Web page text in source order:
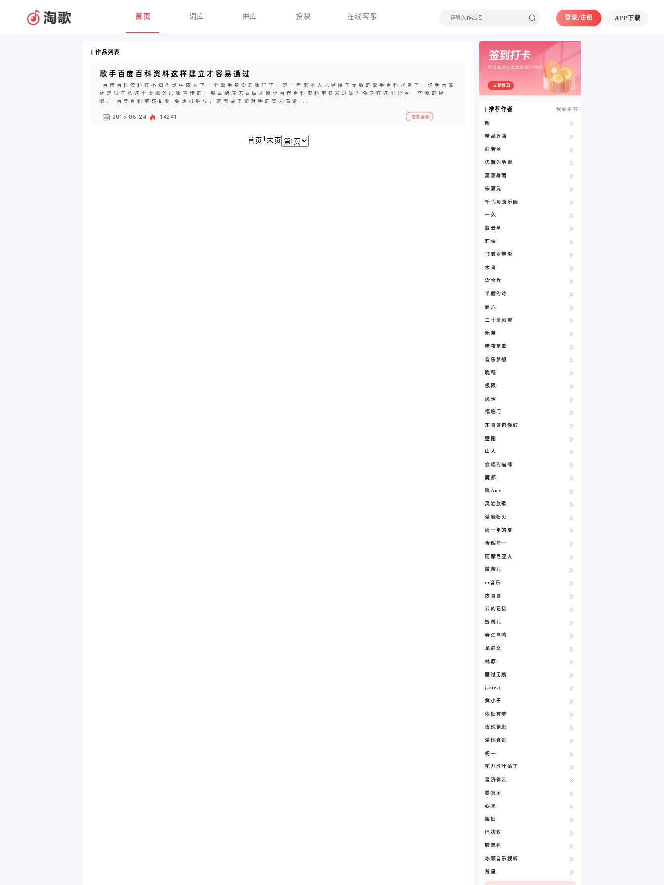
首页 词库 曲库 投稿 在线客服 登录/注册 APP下载
作品列表
歌手百度百科资料这样建立才容易通过
百度百科资料在不知不觉中成为了一个歌手身份的象征了，这一年来本人已经接了无数的歌手百科业务了，说明大家
还是很在意这个虚拟的形象宣传的，那么到底怎么做才能让百度百科资料审核通过呢？今天在这里分享一些我的经
验。 百度百科审核机制 要想打胜仗，就需要了解对手的实力背景...
2015-06-24 14241 查看全部
首页 1末页
每日签到可直接获取20积分
立即领取
推荐作者 我要推荐
闯
精品歌曲
俞若涵
优雅的地雷
萧箫舞雨
朱潇沅
千代词曲乐园
一久
蒙云星
莉宝
书窗照魅影
木枭
念金竹
半截的诗
周六
三十里风雪
禾苗
暗夜高歌
音乐梦想
晚稻
极限
风玥
福临门
东哥哥包你红
璧刚
山人
会喵的喵咪
魔都
咩Amy
灵岩放歌
爱我都火
那一年的夏
合辉守一
阿摩尼亚人
微茉儿
cc音乐
皮哥哥
云的记忆
饭墩儿
春江鸟鸣
龙静爻
林原
雁过无痕
jane.x
黄小子
依旧有梦
玫瑰锈斑
爱国奇哥
杨一
花开时叶落了
普济祥云
晏冥荫
心果
搁旧
巴拔依
顾思楠
冰颗音乐视听
荒呈